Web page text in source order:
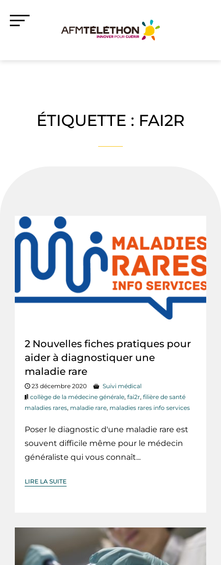
ÉTIQUETTE : FAI2R
2 Nouvelles fiches pratiques pour
aider à diagnostiquer une
maladie rare
23 décembre 2020
Suivi médical
collège de la médecine générale, fai2r, filière de santé
maladies rares, maladie rare, maladies rares info services
Poser le diagnostic d'une maladie rare est
souvent difficile même pour le médecin
généraliste qui vous connaît...
LIRE LA SUITE